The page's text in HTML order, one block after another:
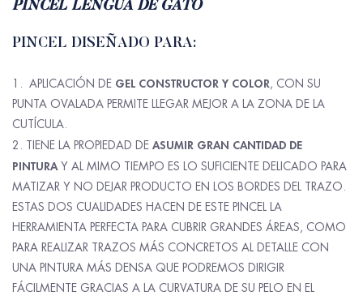
PINCEL LENGUA DE GATO
PINCEL DISEÑADO PARA:
APLICACIÓN DE GEL CONSTRUCTOR Y COLOR, CON SU
PUNTA OVALADA PERMITE LLEGAR MEJOR A LA ZONA DE LA
CUTÍCULA.
TIENE LA PROPIEDAD DE ASUMIR GRAN CANTIDAD DE
PINTURAY AL MIMO TIEMPO ES LO SUFICIENTE DELICADO PARA
MATIZAR Y NO DEJAR PRODUCTO EN LOS BORDES DEL TRAZO.
ESTAS DOS CUALIDADES HACEN DE ESTE PINCEL LA
HERRAMIENTA PERFECTA PARA CUBRIR GRANDES ÁREAS, COMO
PARA REALIZAR TRAZOS MÁS CONCRETOS AL DETALLE CON
UNA PINTURA MÁS DENSA QUE PODREMOS DIRIGIR
FÁCILMENTE GRACIAS A LA CURVATURA DE SU PELO EN EL